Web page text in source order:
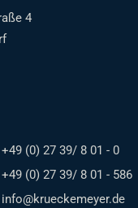
4
+49 (0) 27 39/ 8 01 - 0
+49 (0) 27 39/ 8 01 - 586
info@krueckemeyer.de